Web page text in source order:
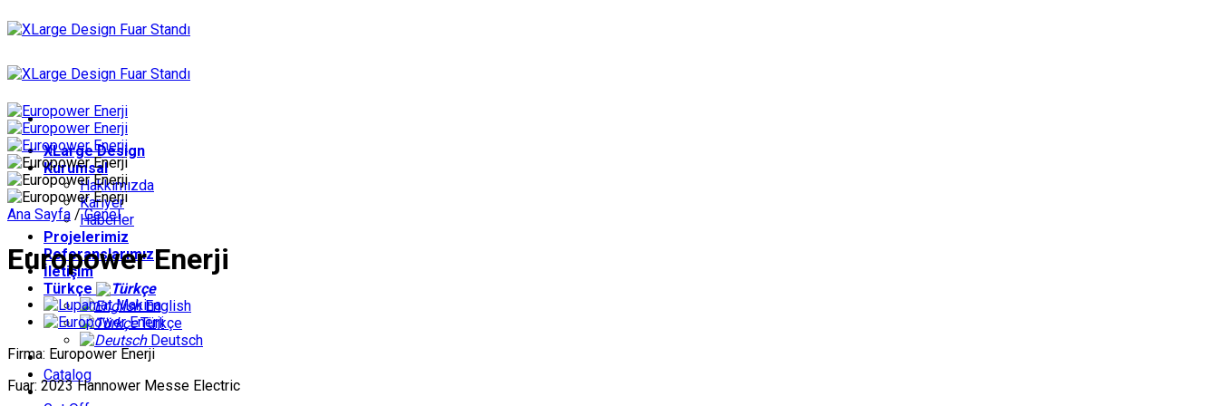
atla
XLarge Design
Kurumsal
Hakkımızda
Kariyer
Haberler
Projelerimiz
Referanslarımız
İletişim
Türkçe
English
Türkçe
Deutsch
Catalog
Ana Sayfa / Genel
Europower Enerji
Firma: Europower Enerji
Fuar: 2023 Hannower Messe Electric